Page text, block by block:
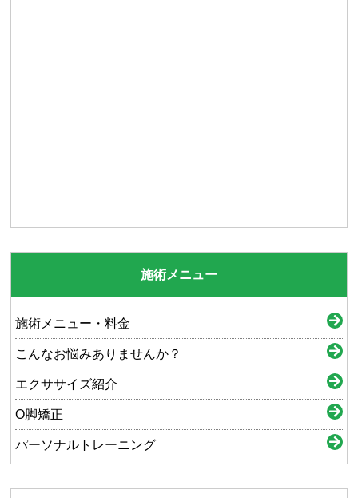
施術メニュー
施術メニュー・料金
こんなお悩みありませんか？
エクササイズ紹介
O脚矯正
パーソナルトレーニング